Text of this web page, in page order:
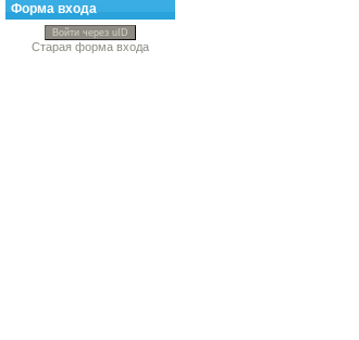
Форма входа
Войти через uID
Старая форма входа